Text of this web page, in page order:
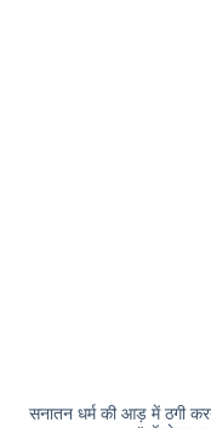
सनातन धर्म की आड़ में ठगी